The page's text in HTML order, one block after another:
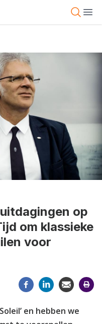
Open
op
om klassieke
voor
en hebben we